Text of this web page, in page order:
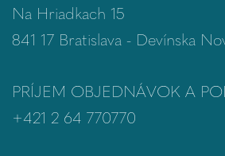
Na Hriadkach 15
841 17 Bratislava - Devínska
PRÍJEM OBJEDNÁVOK A
+421 2 64 770770